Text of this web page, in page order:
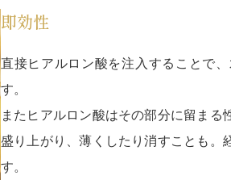
即効性
直接ヒアルロン酸を注入することで
す。
またヒアルロン酸はその部分に留ま
盛り上がり、薄くしたり消すことも。
す。